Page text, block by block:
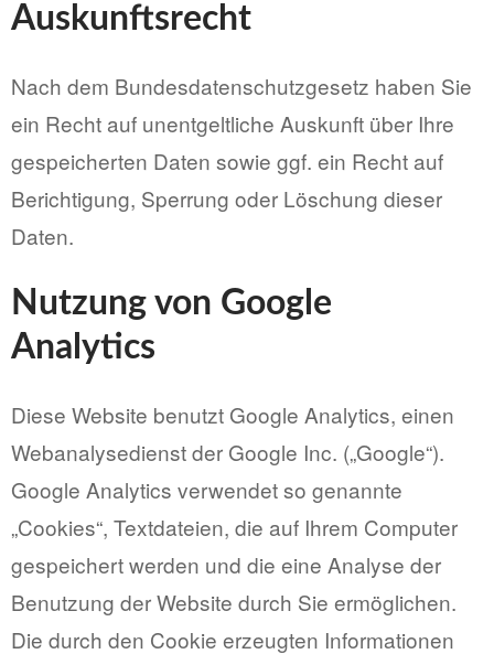
Auskunftsrecht
Nach dem Bundesdatenschutzgesetz haben Sie
ein Recht auf unentgeltliche Auskunft über Ihre
gespeicherten Daten sowie ggf. ein Recht auf
Berichtigung, Sperrung oder Löschung dieser
Daten.
Nutzung von Google
Analytics
Diese Website benutzt Google Analytics, einen
Webanalysedienst der Google Inc. („Google“).
Google Analytics verwendet so genannte
„Cookies“, Textdateien, die auf Ihrem Computer
gespeichert werden und die eine Analyse der
Benutzung der Website durch Sie ermöglichen.
Die durch den Cookie erzeugten Informationen